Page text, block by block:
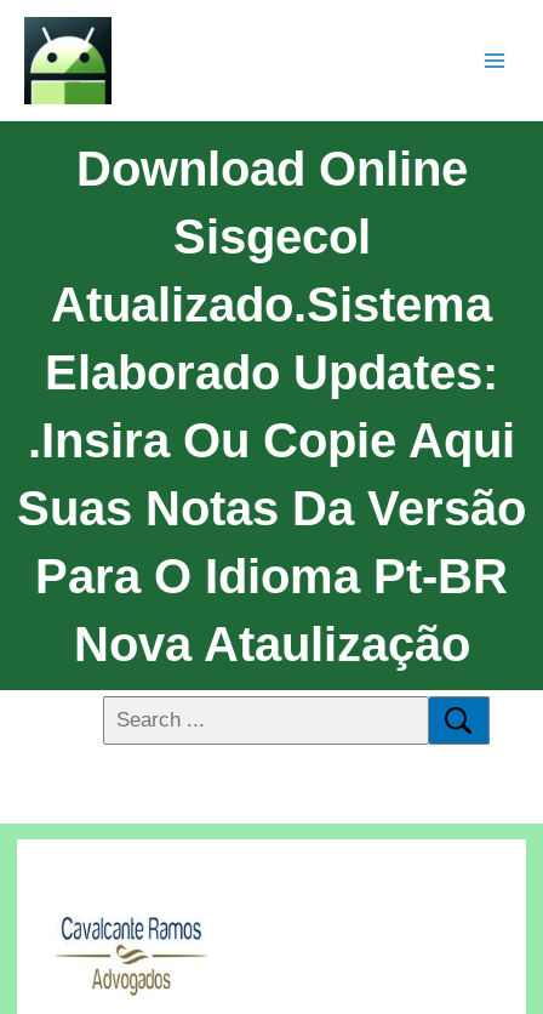
Download Online
Sisgecol
Atualizado.Sistema
Elaborado Updates:
.Insira Ou Copie Aqui
Suas Notas Da Versão
Para O Idioma Pt-BR
Nova Ataulização